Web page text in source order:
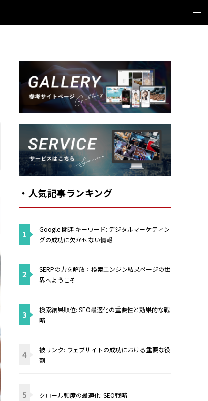
Gallery
Service
・人気記事ランキング
1
Google 関連 キーワード: デジタルマーケティン
グの成功に欠かせない情報
2
SERPの力を解放：検索エンジン結果ページの世
界へようこそ
3
検索結果順位: SEO最適化の重要性と効果的な戦
略
4
被リンク: ウェブサイトの成功における重要な役
割
5 クロール頻度の最適化: SEO戦略